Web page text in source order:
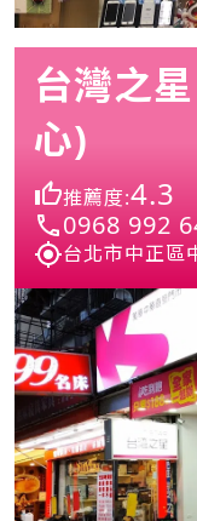
台灣之
心)
推薦度:4.3
0968 992
台北市中正區